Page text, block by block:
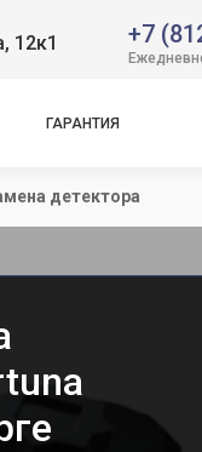
12к1 +7
ГАРАНТИЯ
детектора